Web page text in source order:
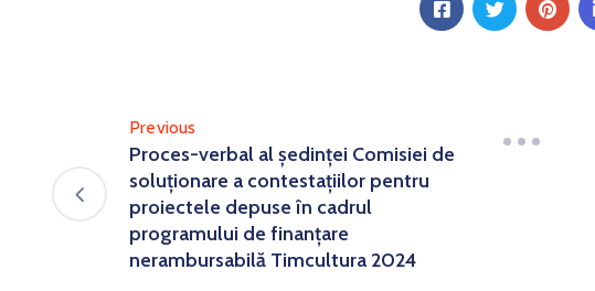
Previous
Proces-verbal al ședinței Comisiei de
soluționare a contestațiilor pentru
proiectele depuse în cadrul
programului de finanțare
nerambursabilă Timcultura 2024